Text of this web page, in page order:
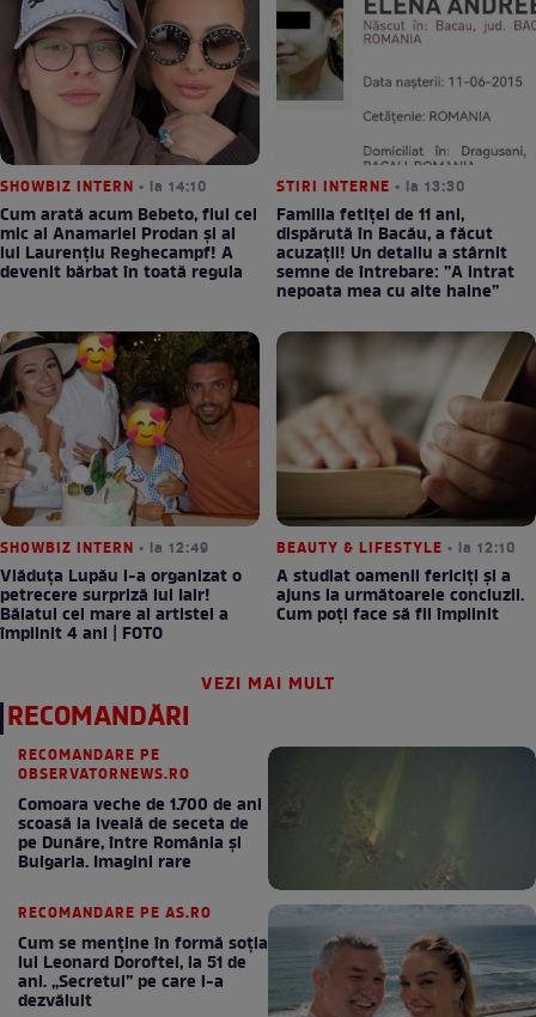
SHOWBIZ INTERN • la 14:10
Cum arată acum Bebeto, fiul cel
mic al Anamariei Prodan și al
lui Laurențiu Reghecampf! A
devenit bărbat în toată regula
STIRI INTERNE • la 13:30
Familia fetiței de 11 ani,
dispărută în Bacău, a făcut
acuzații! Un detaliu a stârnit
semne de întrebare: ”A intrat
nepoata mea cu alte haine”
SHOWBIZ INTERN • la 12:49
Vlăduța Lupău i-a organizat o
petrecere surpriză lui Iair!
Băiatul cel mare al artistei a
împlinit 4 ani | FOTO
BEAUTY & LIFESTYLE • la 12:10
A studiat oamenii fericiți și a
ajuns la următoarele concluzii.
Cum poți face să fii împlinit
VEZI MAI MULT
RECOMANDĂRI
RECOMANDARE PE
OBSERVATORNEWS.RO
Comoara veche de 1.700 de ani
scoasă la iveală de seceta de
pe Dunăre, între România şi
Bulgaria. Imagini rare
RECOMANDARE PE AS.RO
Cum se menţine în formă soţia
lui Leonard Doroftei, la 51 de
ani. „Secretul” pe care l-a
dezvăluit